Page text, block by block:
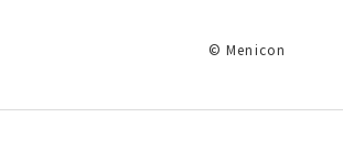
© Menicon